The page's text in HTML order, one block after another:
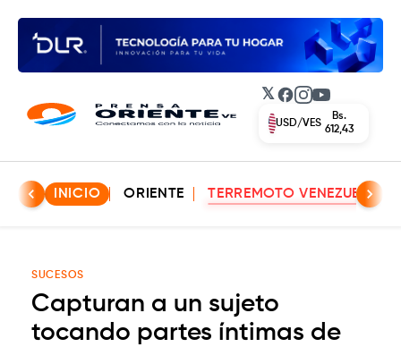
𝕏 Facebook
Instagram
YouTube
EUR/VES
Bs.
702,42
INICIO ORIENTE TERREMOTO VENEZUELA
SUCESOS
Capturan a un sujeto
tocando partes íntimas de